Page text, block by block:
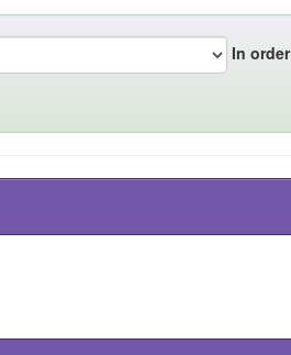
In order